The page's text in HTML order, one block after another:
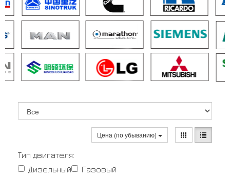
Цена (по убыванию)
Тип двигателя:
Дизельный
Газовый